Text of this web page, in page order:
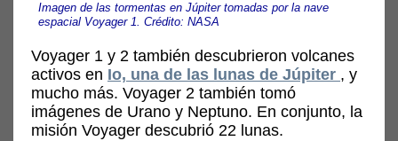
Imagen de las tormentas en Júpiter tomadas por la nave
espacial Voyager 1. Crédito: NASA
Voyager 1 y 2 también descubrieron volcanes
activos en Io, una de las lunas de Júpiter , y
mucho más. Voyager 2 también tomó
imágenes de Urano y Neptuno. En conjunto, la
misión Voyager descubrió 22 lunas.